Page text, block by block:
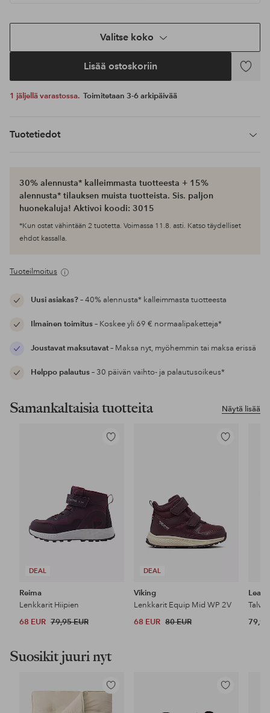
Valitse koko
Lisää ostoskoriin
Lisää
1 jäljellä varastossa. Toimitetaan 3-6 arkipäivää
Tuotetiedot
30% alennusta* kalleimmasta tuotteesta + 15%
alennusta* tilauksen muista tuotteista. Sis. paljon
huonekaluja! Aktivoi koodi: 3015
*Kun ostat vähintään 2 tuotetta. Voimassa 11.8. asti. Katso täydelliset
ehdot kassalla.
Tuoteilmoitus
Uusi asiakas?– 40% alennusta* kalleimmasta tuotteesta
Ilmainen toimitus– Koskee yli 69 € normaalipaketteja*
Joustavat maksutavat– Maksa nyt, myöhemmin tai maksa erissä
Helppo palautus– 30 päivän vaihto- ja palautusoikeus*
Näytä lisää
Samankaltaisia tuotteita
DEAL
Lisää
Reima
Lenkkarit Hiipien
68 EUR 79,95 EUR
DEAL
Lisää
Viking
Lenkkarit Equip Mid WP 2V
68 EUR 80 EUR
Leaf
79,90
Suosikit juuri nyt
Lisää
Lisää